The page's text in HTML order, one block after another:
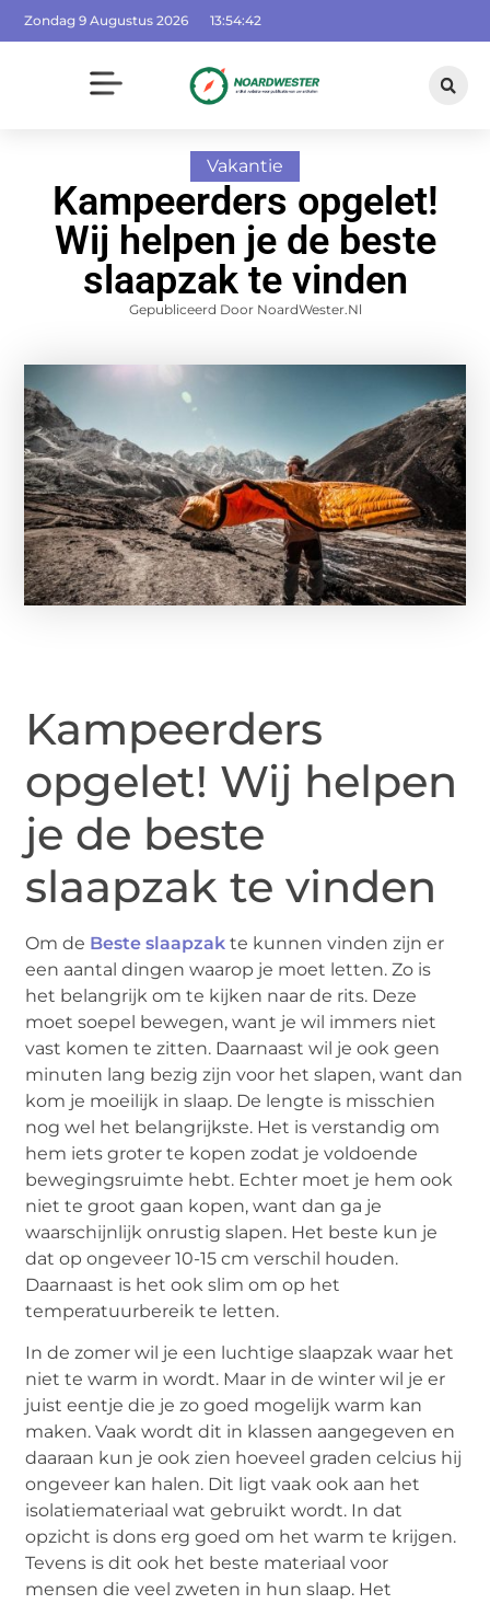
Zondag 9 Augustus 2026 13:54:43
Vakantie
Kampeerders opgelet!
Wij helpen je de beste
slaapzak te vinden
Gepubliceerd Door NoardWester.nl
Kampeerders
opgelet! Wij helpen
je de beste
slaapzak te vinden
Om de Beste slaapzak te kunnen vinden zijn er
een aantal dingen waarop je moet letten. Zo is
het belangrijk om te kijken naar de rits. Deze
moet soepel bewegen, want je wil immers niet
vast komen te zitten. Daarnaast wil je ook geen
minuten lang bezig zijn voor het slapen, want dan
kom je moeilijk in slaap. De lengte is misschien
nog wel het belangrijkste. Het is verstandig om
hem iets groter te kopen zodat je voldoende
bewegingsruimte hebt. Echter moet je hem ook
niet te groot gaan kopen, want dan ga je
waarschijnlijk onrustig slapen. Het beste kun je
dat op ongeveer 10-15 cm verschil houden.
Daarnaast is het ook slim om op het
temperatuurbereik te letten.
In de zomer wil je een luchtige slaapzak waar het
niet te warm in wordt. Maar in de winter wil je er
juist eentje die je zo goed mogelijk warm kan
maken. Vaak wordt dit in klassen aangegeven en
daaraan kun je ook zien hoeveel graden celcius hij
ongeveer kan halen. Dit ligt vaak ook aan het
isolatiemateriaal wat gebruikt wordt. In dat
opzicht is dons erg goed om het warm te krijgen.
Tevens is dit ook het beste materiaal voor
mensen die veel zweten in hun slaap. Het